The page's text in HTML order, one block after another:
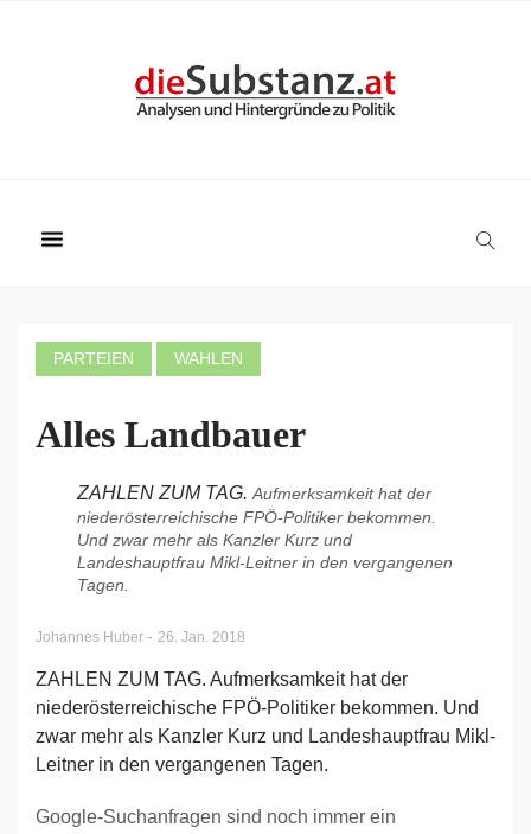
PARTEIEN WAHLEN
Alles Landbauer
ZAHLEN ZUM TAG. Aufmerksamkeit hat der
niederösterreichische FPÖ-Politiker bekommen.
Und zwar mehr als Kanzler Kurz und
Landeshauptfrau Mikl-Leitner in den vergangenen
Tagen.
Johannes Huber - 26. Jan. 2018
ZAHLEN ZUM TAG. Aufmerksamkeit hat der
niederösterreichische FPÖ-Politiker bekommen. Und
zwar mehr als Kanzler Kurz und Landeshauptfrau Mikl-
Leitner in den vergangenen Tagen.
Google-Suchanfragen sind noch immer ein